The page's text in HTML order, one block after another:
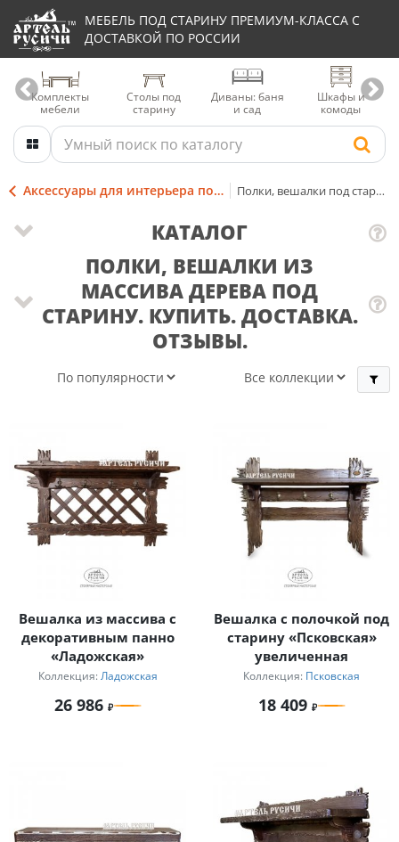
МЕБЕЛЬ ПОД СТАРИНУ ПРЕМИУМ-КЛАССА С
ДОСТАВКОЙ ПО РОССИИ
Комплекты
мебели
Столы под
старину
Диваны: баня
и сад
Шкафы и
комоды
Аксессуары для интерьера под старину Полки, вешалки под старину
ПОЛКИ, ВЕШАЛКИ ИЗ
МАССИВА ДЕРЕВА ПОД
СТАРИНУ. КУПИТЬ. ДОСТАВКА.
ОТЗЫВЫ.
Вешалка из массива с
декоративным панно
«Ладожская»
Коллекция: Ладожская
26 986
Вешалка с полочкой под
старину «Псковская»
увеличенная
Коллекция: Псковская
18 409
КАТАЛОГ